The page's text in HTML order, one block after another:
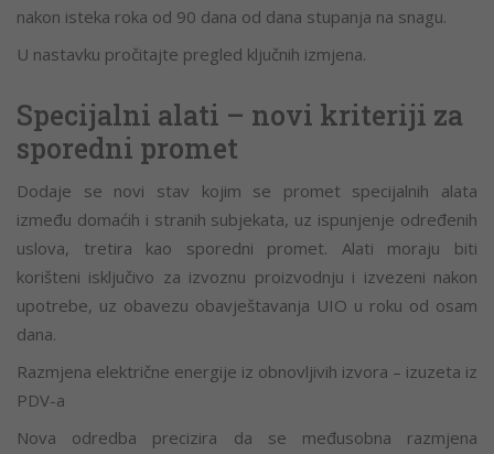
nakon isteka roka od 90 dana od dana stupanja na snagu.
U nastavku pročitajte pregled ključnih izmjena.
Specijalni alati – novi kriteriji za
sporedni promet
Dodaje se novi stav kojim se promet specijalnih alata
između domaćih i stranih subjekata, uz ispunjenje određenih
uslova, tretira kao sporedni promet. Alati moraju biti
korišteni isključivo za izvoznu proizvodnju i izvezeni nakon
upotrebe, uz obavezu obavještavanja UIO u roku od osam
dana.
Razmjena električne energije iz obnovljivih izvora – izuzeta iz
PDV-a
Nova odredba precizira da se međusobna razmjena